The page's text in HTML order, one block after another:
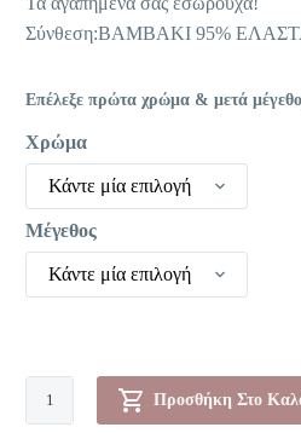
4,30 €.
Σύνθεση:ΒΑΜΒΑΚΙ 95%
Επέλεξε πρώτα χρώμα & μετά
Χρώμα
Κάντε μία επιλογή
Μέγεθος
Κάντε μία επιλογή
Κυλοτάκι-00Y19525
ποσότητα
Προσθήκη Στο